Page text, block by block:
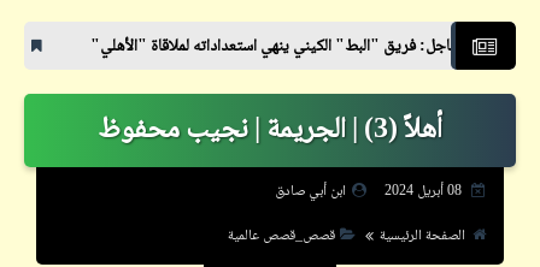
حكم
حواديت
حوار
فريق "البط" الكيني ينهي استعداداته لملاقاة "الأهلي" بعد تخطّينا
أهلاً (3) | الجريمة | نجيب محفوظ
08 أبريل 2024
ابن أبي صادق
الصفحة الرئيسية
قصص_قصص عالمية